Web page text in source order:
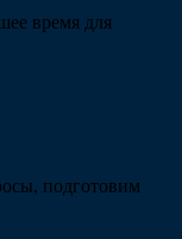
время для
подготовим